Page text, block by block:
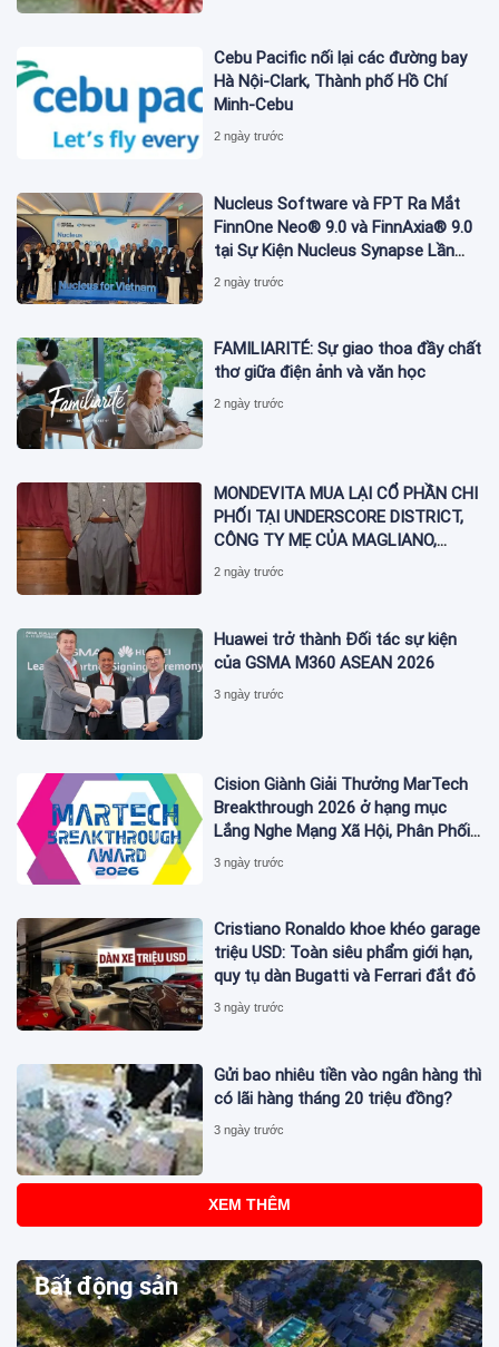
Cebu Pacific nối lại các đường bay
Hà Nội-Clark, Thành phố Hồ Chí
Minh-Cebu
2 ngày trước
Nucleus Software và FPT Ra Mắt
FinnOne Neo® 9.0 và FinnAxia® 9.0
tại Sự Kiện Nucleus Synapse Lần
Đầu Tiên tại Việt Nam
2 ngày trước
FAMILIARITÉ: Sự giao thoa đầy chất
thơ giữa điện ảnh và văn học
2 ngày trước
MONDEVITA MUA LẠI CỔ PHẦN CHI
PHỐI TẠI UNDERSCORE DISTRICT,
CÔNG TY MẸ CỦA MAGLIANO,
ĐÁNH DẤU BƯỚC THỨ HAI TRONG
Ý.
2 ngày trước
Huawei trở thành Đối tác sự kiện
của GSMA M360 ASEAN 2026
3 ngày trước
Cision Giành Giải Thưởng MarTech
Breakthrough 2026 ở hạng mục
Lắng Nghe Mạng Xã Hội, Phân Phối
Thông Cáo Báo Chí và Tối Ưu Hóa
3 ngày trước
Cristiano Ronaldo khoe khéo garage
triệu USD: Toàn siêu phẩm giới hạn,
quy tụ dàn Bugatti và Ferrari đắt đỏ
3 ngày trước
Gửi bao nhiêu tiền vào ngân hàng thì
có lãi hàng tháng 20 triệu đồng?
3 ngày trước
XEM THÊM
Bất động sản